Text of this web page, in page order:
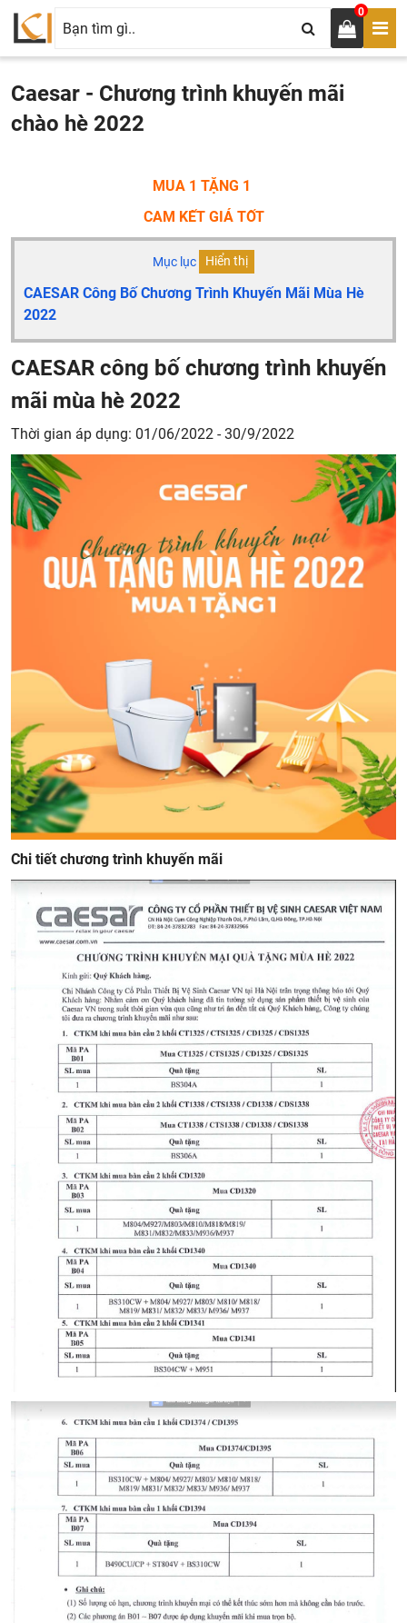
0
Caesar - Chương trình khuyến mãi
chào hè 2022
MUA 1 TẶNG 1
CAM KẾT GIÁ TỐT
Mục lục Hiển thị
CAESAR Công Bố Chương Trình Khuyến Mãi Mùa Hè
2022
CAESAR công bố chương trình khuyến
mãi mùa hè 2022
Thời gian áp dụng: 01/06/2022 - 30/9/2022
Chi tiết chương trình khuyến mãi